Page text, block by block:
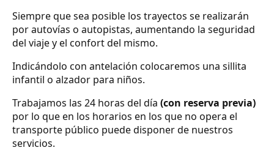
Siempre que sea posible los trayectos se realizarán
por autovías o autopistas, aumentando la seguridad
del viaje y el confort del mismo.
Indicándolo con antelación colocaremos una sillita
infantil o alzador para niños.
Trabajamos las 24 horas del día (con reserva previa)
por lo que en los horarios en los que no opera el
transporte público puede disponer de nuestros
servicios.